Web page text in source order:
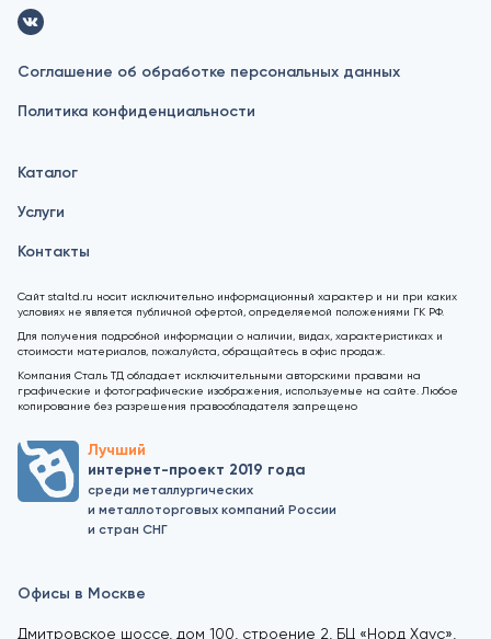
Соглашение об обработке персональных данных
Политика конфиденциальности
Каталог
Услуги
Контакты
Сайт staltd.ru носит исключительно информационный характер и ни при каких
условиях не является публичной офертой, определяемой положениями ГК РФ.
Для получения подробной информации о наличии, видах, характеристиках и
стоимости материалов, пожалуйста, обращайтесь в офис продаж.
Компания Сталь ТД обладает исключительными авторскими правами на
графические и фотографические изображения, используемые на сайте. Любое
копирование без разрешения правообладателя запрещено
Лучший
интернет-проект 2019 года
среди металлургических
и металлоторговых компаний России
и стран СНГ
Офисы в Москве
Дмитровское шоссе, дом 100, строение 2, БЦ «Норд Хаус»,